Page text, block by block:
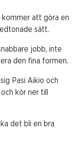
kommer att göra en
sätt.
jobb, inte
den fina formen.
Pasi Aikio och
kör ner till
det bli en bra